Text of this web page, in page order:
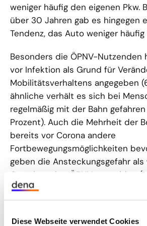
Diese Webseite verwendet Cookies
weniger häufig den eigenen Pkw.
über 30 Jahren gab es hingegen
Tendenz, das Auto weniger
Besonders die ÖPNV-Nutzenden
vor Infektion als Grund für
Mobilitätsverhaltens angegeben
ähnliche verhält es sich bei
regelmäßig mit der Bahn
Prozent). Auch die Mehrheit der
bereits vor Corona andere
Fortbewegungsmöglichkeiten
geben die Ansteckungsgefahr
Grund an, den ÖPNV zu meiden
56 Prozent).